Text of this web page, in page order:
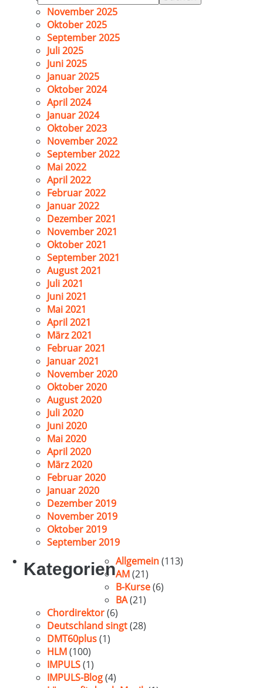
nach:
November 2025
Oktober 2025
September 2025
Juli 2025
Juni 2025
Januar 2025
Oktober 2024
April 2024
Januar 2024
Oktober 2023
November 2022
September 2022
Mai 2022
April 2022
Februar 2022
Januar 2022
Dezember 2021
November 2021
Oktober 2021
September 2021
August 2021
Juli 2021
Juni 2021
Mai 2021
April 2021
März 2021
Februar 2021
Januar 2021
November 2020
Oktober 2020
August 2020
Juli 2020
Juni 2020
Mai 2020
April 2020
März 2020
Februar 2020
Januar 2020
Dezember 2019
November 2019
Oktober 2019
September 2019
KategorienAllgemein(113)
AM(21)
B-Kurse(6)
BA(21)
Chordirektor(6)
Deutschland singt(28)
DMT60plus(1)
HLM(100)
IMPULS(1)
IMPULS-Blog(4)